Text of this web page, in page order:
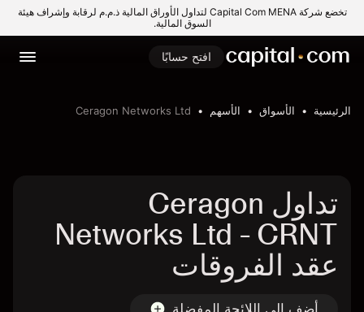
تخضع شركة Capital Com MENA لتداول الأوراق المالية ذ.م.م لرقابة وإشراف هيئة
السوق المالية.
افتح حسابًا
الرئيسية الأسواق الأسهم Ceragon Networks Ltd
تداول Ceragon
Networks Ltd - CRNT
عقد الفروقات
أضف إلى اللائحة المفضلة